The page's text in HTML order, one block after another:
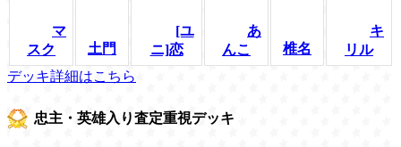
マ
スク
土門
[ユ
ニ]恋
あ
んこ
椎名
キ
リル
デッキ詳細はこちら
忠主・英雄入り査定重視デッキ